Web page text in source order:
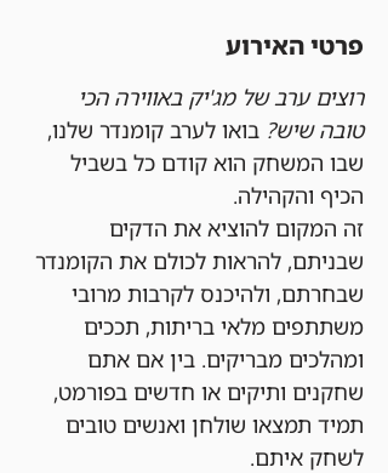
פרטי האירוע
רוצים ערב של מג'יק באווירה הכי
טובה שיש? בואו לערב קומנדר שלנו,
שבו המשחק הוא קודם כל בשביל
הכיף והקהילה.
זה המקום להוציא את הדקים
שבניתם, להראות לכולם את הקומנדר
שבחרתם, ולהיכנס לקרבות מרובי
משתתפים מלאי בריתות, תככים
ומהלכים מבריקים. בין אם אתם
שחקנים ותיקים או חדשים בפורמט,
תמיד תמצאו שולחן ואנשים טובים
לשחק איתם.